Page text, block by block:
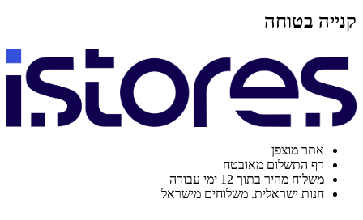
קנייה בטוחה
אתר מוצפן
דף התשלום מאובטח
משלוח מהיר בתוך 12 ימי עבודה
חנות ישראלית. משלוחים מישראל